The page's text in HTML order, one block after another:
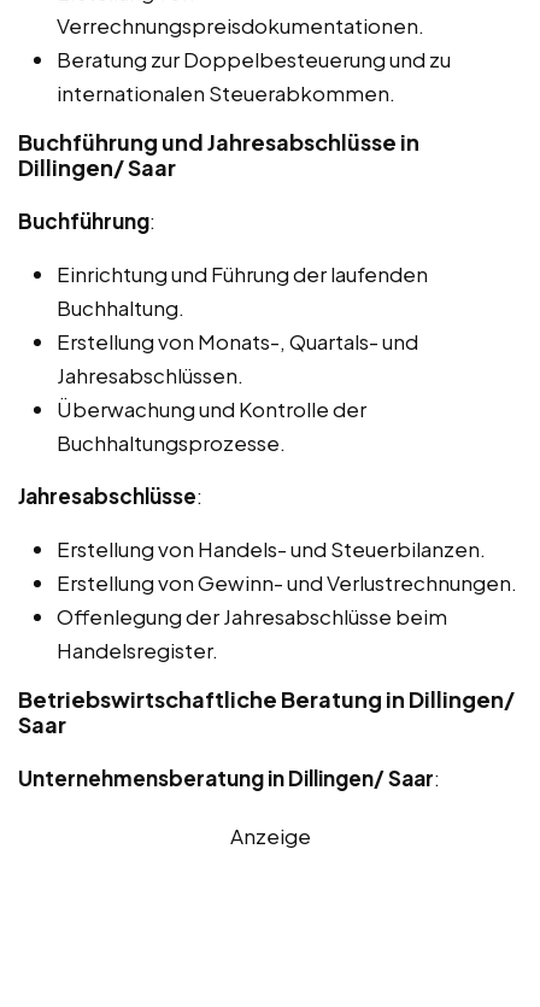
Verrechnungspreisdokumentationen.
Beratung zur Doppelbesteuerung und zu
internationalen Steuerabkommen.
Buchführung und Jahresabschlüsse in
Dillingen/ Saar
Buchführung:
Einrichtung und Führung der laufenden
Buchhaltung.
Erstellung von Monats-, Quartals- und
Jahresabschlüssen.
Überwachung und Kontrolle der
Buchhaltungsprozesse.
Jahresabschlüsse:
Erstellung von Handels- und Steuerbilanzen.
Erstellung von Gewinn- und Verlustrechnungen.
Offenlegung der Jahresabschlüsse beim
Handelsregister.
Betriebswirtschaftliche Beratung in Dillingen/
Saar
Unternehmensberatung in Dillingen/ Saar:
Anzeige